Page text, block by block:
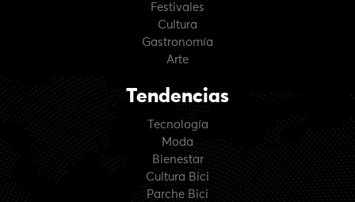
Festivales
Cultura
Gastronomía
Arte
Tendencias
Tecnología
Moda
Bienestar
Cultura Bici
Parche Bici